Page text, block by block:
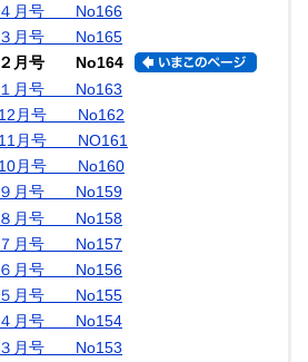
４月号 No166
３月号 No165
２月号 No164
１月号 No163
12月号 No162
11月号 NO161
10月号 No160
９月号 No159
８月号 No158
７月号 No157
６月号 No156
５月号 No155
４月号 No154
３月号 No153